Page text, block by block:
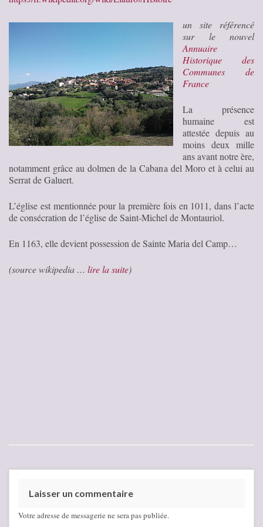
un site référencé
sur le nouvel
Annuaire
Historique des
Communes de
France
La présence
humaine est
attestée depuis au
moins deux mille
ans avant notre ère,
notamment grâce au dolmen de la Cabana del Moro et à celui au
Serrat de Galuert.
L’église est mentionnée pour la première fois en 1011, dans l’acte
de consécration de l’église de Saint-Michel de Montauriol.
En 1163, elle devient possession de Sainte Maria del Camp…
(source wikipedia … lire la suite)
Laisser un commentaire
Votre adresse de messagerie ne sera pas publiée.